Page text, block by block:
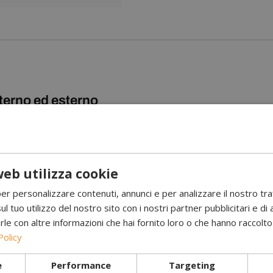
ed esterno
lastre di vetro, può essere utilizzato con vantaggio sia
in pochi minuti. Dopo il montaggio, Berlin può essere
Inoltre, esiste anche una versione più piccola di questo
utilizza cookie
personalizzare contenuti, annunci e per analizzare il nostro
tuo utilizzo del nostro sito con i nostri partner pubblicitari e di
con altre informazioni che hai fornito loro o che hanno
Performance Targeting